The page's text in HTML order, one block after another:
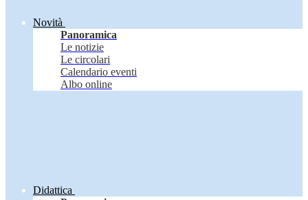
Novità
Panoramica
Le notizie
Le circolari
Calendario eventi
Albo online
Didattica